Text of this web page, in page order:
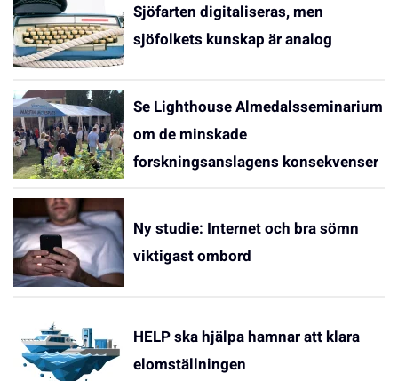
Sjöfarten digitaliseras, men
sjöfolkets kunskap är analog
Se Lighthouse Almedalsseminarium
om de minskade
forskningsanslagens konsekvenser
Ny studie: Internet och bra sömn
viktigast ombord
HELP ska hjälpa hamnar att klara
elomställningen